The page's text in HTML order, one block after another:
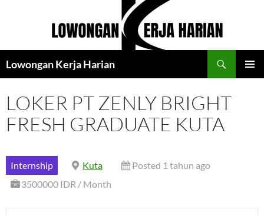
Lowongan Kerja Harian
LOKER PT ZENLY BRIGHT
FRESH GRADUATE KUTA
Internship Kuta
Posted 1 tahun ago
3500000 IDR / Month